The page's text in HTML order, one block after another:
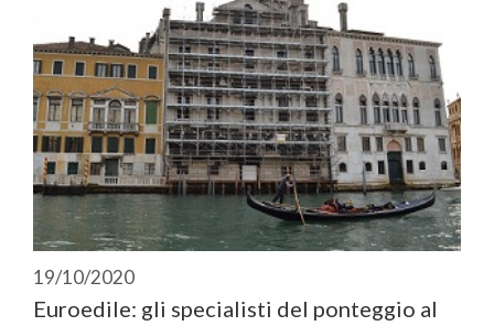
19/10/2020
Euroedile: gli specialisti del ponteggio al